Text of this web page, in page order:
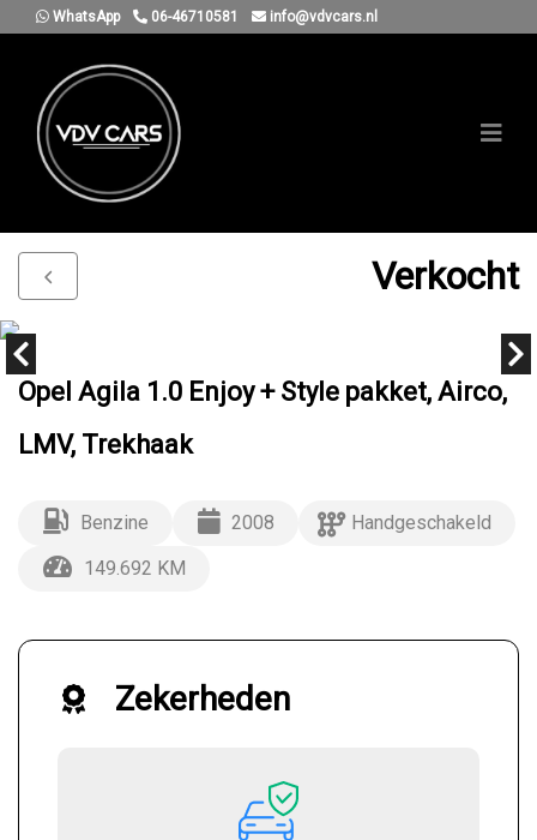
WhatsApp 06-46710581 info@vdvcars.nl
Verkocht
Opel Agila 1.0 Enjoy + Style pakket, Airco,
LMV, Trekhaak
Benzine 2008
Handgeschakeld
149.692 KM
Zekerheden